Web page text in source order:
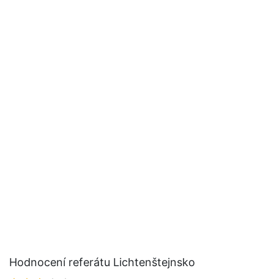
Hodnocení referátu Lichtenštejnsko